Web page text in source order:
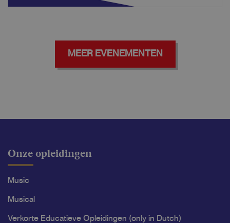
MEER EVENEMENTEN
Onze opleidingen
Music
Musical
Verkorte Educatieve Opleidingen (only in Dutch)